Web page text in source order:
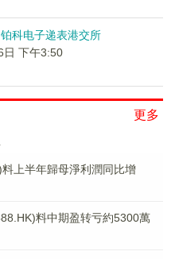
铂科电子递表港交所
日 下午3:50
更多
上半年歸母淨利潤同比增
料中期盈转亏約5300萬